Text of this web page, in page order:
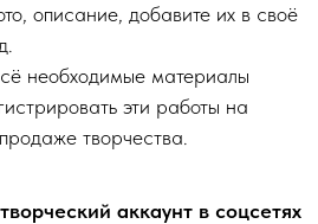
описание, добавите их в своё
необходимые материалы
эти работы на
творчества.
аккаунт в соцсетях